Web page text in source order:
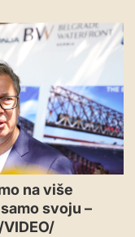
na više
svoju –